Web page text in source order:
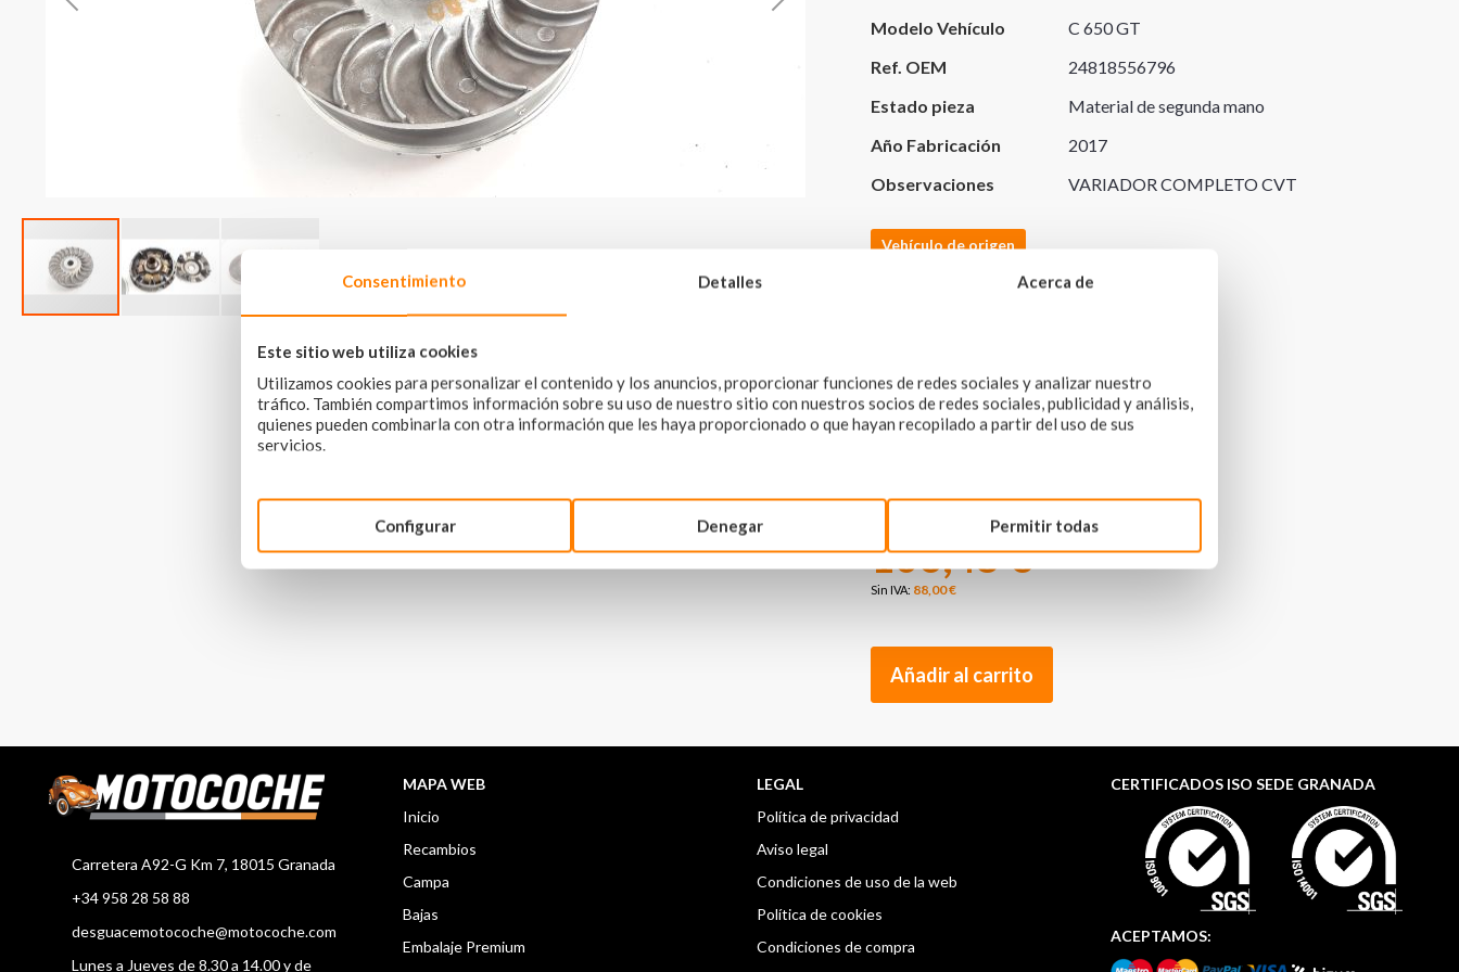
Modelo Vehículo
C 650 GT
Ref. OEM
24818556796
Estado pieza
Material de segunda mano
Año Fabricación
2017
Observaciones
VARIADOR COMPLETO CVT
Vehículo de origen
106,48 €
88,00 €
Añadir al carrito
Consentimiento Detalles Acerca de
Este sitio web utiliza cookies
Utilizamos cookies para personalizar el contenido y los anuncios, proporcionar funciones de redes sociales y analizar nuestro
tráfico. También compartimos información sobre su uso de nuestro sitio con nuestros socios de redes sociales, publicidad y análisis,
quienes pueden combinarla con otra información que les haya proporcionado o que hayan recopilado a partir del uso de sus
servicios.
Configurar Denegar Permitir todas
Carretera A92-G Km 7, 18015 Granada
+34 958 28 58 88
desguacemotocoche@motocoche.com
Lunes a Jueves de 8.30 a 14.00 y de
MAPA WEB
Inicio
Recambios
Campa
Bajas
Embalaje Premium
LEGAL
Política de privacidad
Aviso legal
Condiciones de uso de la web
Política de cookies
Condiciones de compra
CERTIFICADOS ISO SEDE GRANADA
ACEPTAMOS: